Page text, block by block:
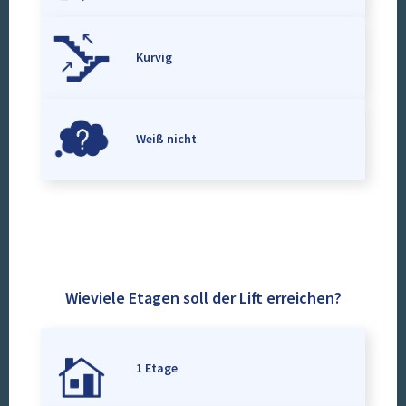
Kurvig
Weiß nicht
Wieviele Etagen soll der Lift erreichen?
1 Etage